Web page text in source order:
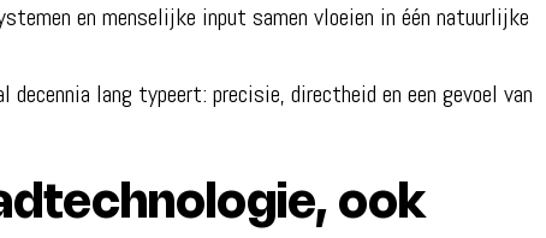
en menselijke input samen vloeien in één natuurlijke
lang typeert: precisie, directheid en een gevoel van
ook